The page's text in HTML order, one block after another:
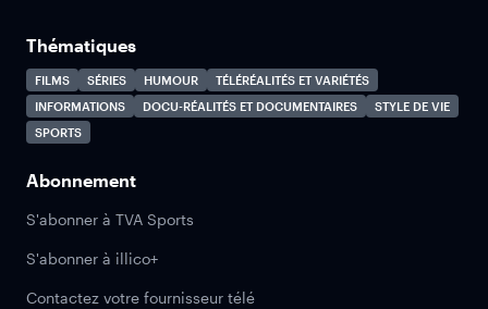
Thématiques
FILMS SÉRIES HUMOUR
TÉLÉRÉALITÉS ET VARIÉTÉS
INFORMATIONS
DOCU-RÉALITÉS ET DOCUMENTAIRES
STYLE DE VIE
SPORTS
Abonnement
S'abonner à TVA Sports
S'abonner à illico+
Contactez votre fournisseur télé